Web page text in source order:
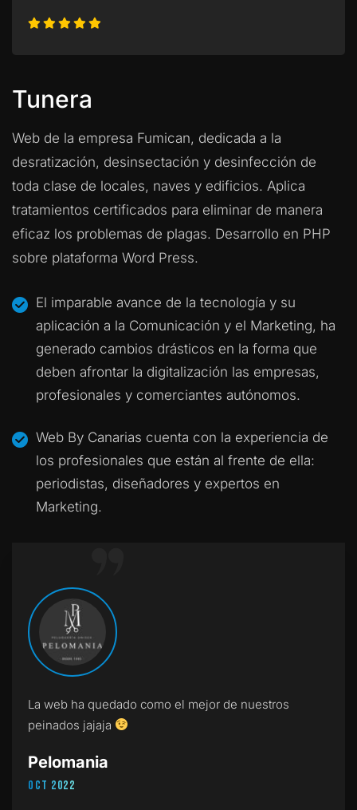
Tunera
Web de la empresa Fumican, dedicada a la
desratización, desinsectación y desinfección de
toda clase de locales, naves y edificios. Aplica
tratamientos certificados para eliminar de manera
eficaz los problemas de plagas. Desarrollo en PHP
sobre plataforma Word Press.
El imparable avance de la tecnología y su
aplicación a la Comunicación y el Marketing, ha
generado cambios drásticos en la forma que
deben afrontar la digitalización las empresas,
profesionales y comerciantes autónomos.
Web By Canarias cuenta con la experiencia de
los profesionales que están al frente de ella:
periodistas, diseñadores y expertos en
Marketing.
La web ha quedado como el mejor de nuestros
peinados jajaja
Pelomania
Oct 2022